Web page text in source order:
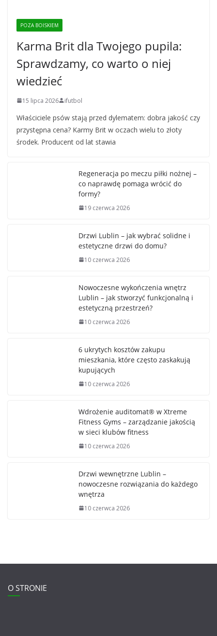
POZA BOISKIEM
Karma Brit dla Twojego pupila:
Sprawdzamy, co warto o niej
wiedzieć
15 lipca 2026 ifutbol
Właściciele psów stają przed dylematem: dobra jakość czy
przystępna cena? Karmy Brit w oczach wielu to złoty
środek. Producent od lat stawia
Regeneracja po meczu piłki nożnej –
co naprawdę pomaga wrócić do
formy?
19 czerwca 2026
Drzwi Lublin – jak wybrać solidne i
estetyczne drzwi do domu?
10 czerwca 2026
Nowoczesne wykończenia wnętrz
Lublin – jak stworzyć funkcjonalną i
estetyczną przestrzeń?
10 czerwca 2026
6 ukrytych kosztów zakupu
mieszkania, które często zaskakują
kupujących
10 czerwca 2026
Wdrożenie auditomat® w Xtreme
Fitness Gyms – zarządzanie jakością
w sieci klubów fitness
10 czerwca 2026
Drzwi wewnętrzne Lublin –
nowoczesne rozwiązania do każdego
wnętrza
10 czerwca 2026
O STRONIE